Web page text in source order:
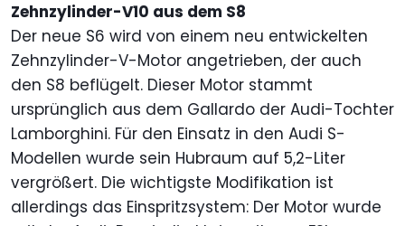
Zehnzylinder-V10 aus dem S8
Der neue S6 wird von einem neu entwickelten
Zehnzylinder-V-Motor angetrieben, der auch
den S8 beflügelt. Dieser Motor stammt
ursprünglich aus dem Gallardo der Audi-Tochter
Lamborghini. Für den Einsatz in den Audi S-
Modellen wurde sein Hubraum auf 5,2-Liter
vergrößert. Die wichtigste Modifikation ist
allerdings das Einspritzsystem: Der Motor wurde